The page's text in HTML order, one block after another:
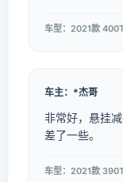
车型：2021款
车主：*杰哥
非常好，悬挂
差了一些。
车型：2021款